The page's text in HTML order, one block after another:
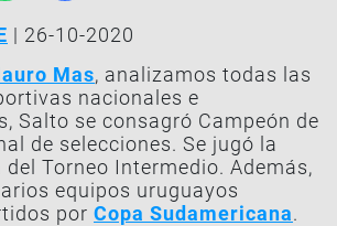
| 26-10-2020
Mas, analizamos todas las
nacionales e
Salto se consagró Campeón de
de selecciones. Se jugó la
Torneo Intermedio. Además,
equipos uruguayos
por Copa Sudamericana.